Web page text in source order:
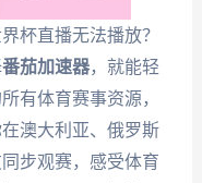
杯直播无法播放？
番茄加速器，就能轻
有体育赛事资源，
澳大利亚、俄罗斯
步观赛，感受体育